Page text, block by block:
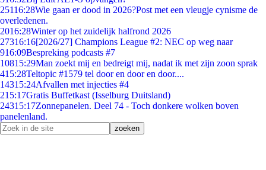
25116:28Wie gaan er dood in 2026?Post met een vleugje cynisme de
overledenen.
2016:28Winter op het zuidelijk halfrond 2026
27316:16[2026/27] Champions League #2: NEC op weg naar
916:09Bespreking podcasts #7
10815:29Man zoekt mij en bedreigt mij, nadat ik met zijn zoon sprak
415:28Teltopic #1579 tel door en door en door....
14315:24Afvallen met injecties #4
215:17Gratis Buffetkast (Isselburg Duitsland)
24315:17Zonnepanelen. Deel 74 - Toch donkere wolken boven
panelenland.